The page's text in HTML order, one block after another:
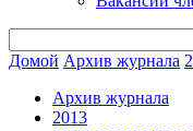
Домой Архив журнала
Архив журнала
2013